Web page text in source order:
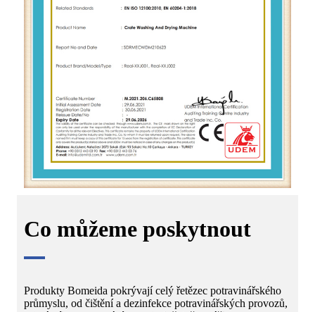
Co můžeme poskytnout
Produkty Bomeida pokrývají celý řetězec potravinářského
průmyslu, od čištění a dezinfekce potravinářských provozů,